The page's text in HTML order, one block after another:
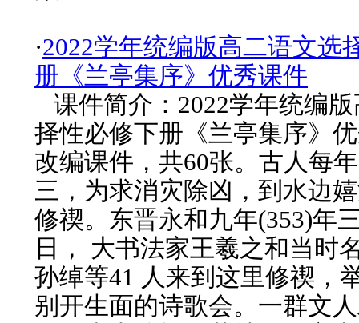
·2022学年统编版高二语文选
册《兰亭集序》优秀课件
课件简介：2022学年统编
择性必修下册《兰亭集序》
改编课件，共60张。古人每
三，为求消灾除凶，到水边
修禊。东晋永和九年(353)年
日， 大书法家王羲之和当时
孙绰等41 人来到这里修禊，
别开生面的诗歌会。一群文